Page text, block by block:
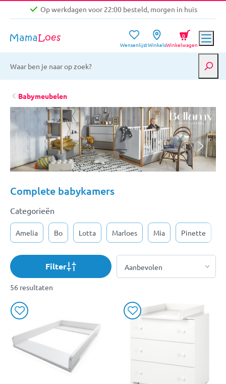
Op werkdagen voor 22:00 besteld, morgen in huis
Niet goed, geld terug garantie
Gratis verzending vanaf €39,-
Op werkdagen voor 22:00 besteld, morgen in huis
WensenlijstWinkelsWinkelwagen
0
Babymeubelen
Complete babykamers
Categorieën
Amelia Bo Lotta Marloes Mia Pinette
Filter
56 resultaten